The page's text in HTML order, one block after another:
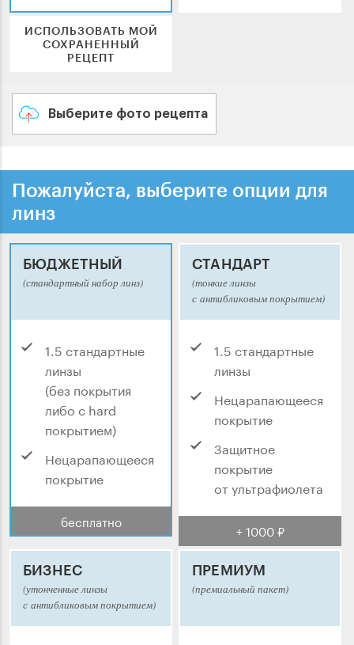
ИСПОЛЬЗОВАТЬ МОЙ
СОХРАНЕННЫЙ
РЕЦЕПТ
Выберите фото рецепта
Пожалуйста, выберите опции для
линз
БЮДЖЕТНЫЙ
(стандартный набор линз)
1.5 стандартные
линзы
(без покрытия
либо с hard
покрытием)
Нецарапающееся
покрытие
бесплатно
СТАНДАРТ
(тонкие линзы
с антибликовым покрытием)
1.5 стандартные
линзы
Нецарапающееся
покрытие
Защитное
покрытие
от ультрафиолета
+ 1000 ₽
БИЗНЕС
(утонченные линзы
с антибликовым покрытием)
ПРЕМИУМ
(премиальный пакет)